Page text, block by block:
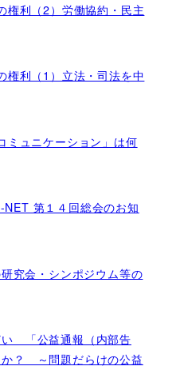
権利（2）労働協約・民主
権利（1）立法・司法を中
ミュニケーション」は何
第１４回総会のお知
究会・シンポジウム等の
「公益通報（内部告
？ ～問題だらけの公益